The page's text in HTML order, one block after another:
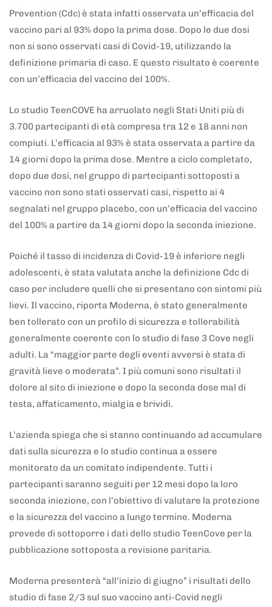
Prevention (Cdc) è stata infatti osservata un’efficacia del
vaccino pari al 93% dopo la prima dose. Dopo le due dosi
non si sono osservati casi di Covid-19, utilizzando la
definizione primaria di caso. E questo risultato è coerente
con un’efficacia del vaccino del 100%.
Lo studio TeenCOVE ha arruolato negli Stati Uniti più di
3.700 partecipanti di età compresa tra 12 e 18 anni non
compiuti. L’efficacia al 93% è stata osservata a partire da
14 giorni dopo la prima dose. Mentre a ciclo completato,
dopo due dosi, nel gruppo di partecipanti sottoposti a
vaccino non sono stati osservati casi, rispetto ai 4
segnalati nel gruppo placebo, con un’efficacia del vaccino
del 100% a partire da 14 giorni dopo la seconda iniezione.
Poiché il tasso di incidenza di Covid-19 è inferiore negli
adolescenti, è stata valutata anche la definizione Cdc di
caso per includere quelli che si presentano con sintomi più
lievi. Il vaccino, riporta Moderna, è stato generalmente
ben tollerato con un profilo di sicurezza e tollerabilità
generalmente coerente con lo studio di fase 3 Cove negli
adulti. La “maggior parte degli eventi avversi è stata di
gravità lieve o moderata”. I più comuni sono risultati il
dolore al sito di iniezione e dopo la seconda dose mal di
testa, affaticamento, mialgia e brividi.
L’azienda spiega che si stanno continuando ad accumulare
dati sulla sicurezza e lo studio continua a essere
monitorato da un comitato indipendente. Tutti i
partecipanti saranno seguiti per 12 mesi dopo la loro
seconda iniezione, con l’obiettivo di valutare la protezione
e la sicurezza del vaccino a lungo termine. Moderna
prevede di sottoporre i dati dello studio TeenCove per la
pubblicazione sottoposta a revisione paritaria.
Moderna presenterà “all’inizio di giugno” i risultati dello
studio di fase 2/3 sul suo vaccino anti-Covid negli